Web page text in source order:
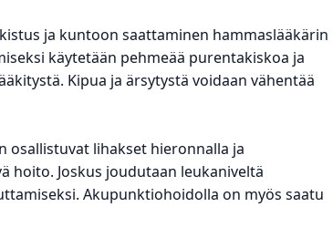
ja kuntoon saattaminen hammaslääkärin
käytetään pehmeää purentakiskoa ja
Kipua ja ärsytystä voidaan vähentää
osallistuvat lihakset hieronnalla ja
hoito. Joskus joudutaan leukaniveltä
Akupunktiohoidolla on myös saatu